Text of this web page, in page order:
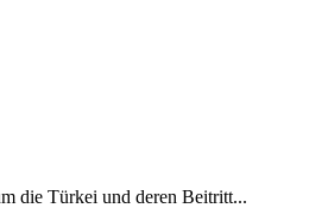
die Türkei und deren Beitritt...